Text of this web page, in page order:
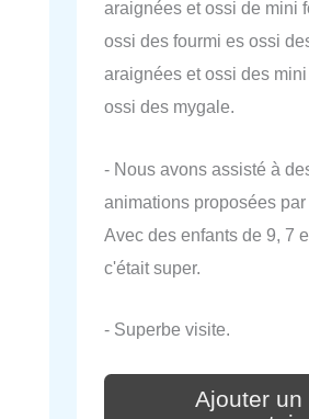
araignées et ossi de mini
ossi des fourmi es ossi
araignées et ossi des
ossi des mygale.
- Nous avons assisté à
animations proposées par
Avec des enfants de 9, 7
c'était super.
- Superbe visite.
Ajouter un